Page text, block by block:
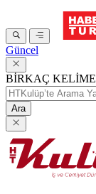
Güncel
BİRKAÇ
Ara